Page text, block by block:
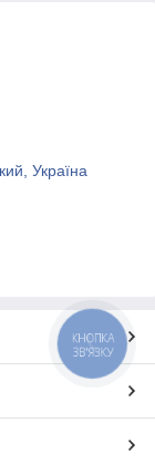
Україна
КНОПКА
ЗВ'ЯЗКУ